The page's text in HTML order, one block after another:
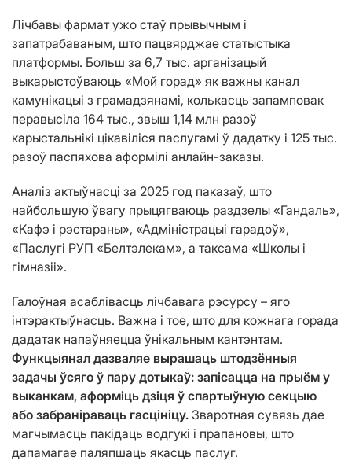
Лічбавы фармат ужо стаў прывычным і
запатрабаваным, што пацвярджае статыстыка
платформы. Больш за 6,7 тыс. арганізацый
выкарыстоўваюць «Мой горад» як важны канал
камунікацыі з грамадзянамі, колькасць запамповак
перавысіла 164 тыс., звыш 1,14 млн разоў
карыстальнікі цікавіліся паслугамі ў дадатку і 125 тыс.
разоў паспяхова аформілі анлайн-заказы.
Аналіз актыўнасці за 2025 год паказаў, што
найбольшую ўвагу прыцягваюць раздзелы «Гандаль»,
«Кафэ і рэстараны», «Адміністрацыі гарадоў»,
«Паслугі РУП «Белтэлекам», а таксама «Школы і
гімназіі».
Галоўная асаблівасць лічбавага рэсурсу – яго
інтэрактыўнасць. Важна і тое, што для кожнага горада
дадатак напаўняецца ўнікальным кантэнтам.
Функцыянал дазваляе вырашаць штодзённыя
задачы ўсяго ў пару дотыкаў: запісацца на прыём у
выканкам, аформіць дзіця ў спартыўную секцыю
або забраніраваць гасцініцу. Зваротная сувязь дае
магчымасць пакідаць водгукі і прапановы, што
дапамагае паляпшаць якасць паслуг.